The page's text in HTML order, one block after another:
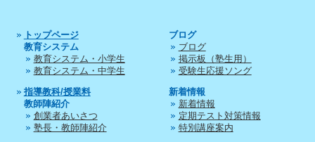
トップページ
教育システム
教育システム・小学生
教育システム・中学生
指導教科/授業料
教師陣紹介
創業者あいさつ
塾長・教師陣紹介
ブログ
ブログ
掲示板（塾生用）
受験生応援ソング
新着情報
新着情報
定期テスト対策情報
特別講座案内